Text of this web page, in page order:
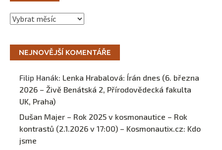
Archivy
NEJNOVĚJŠÍ KOMENTÁŘE
Filip Hanák: Lenka Hrabalová: Írán dnes (6. března
2026 – Živě Benátská 2, Přírodovědecká fakulta
UK, Praha)
Dušan Majer – Rok 2025 v kosmonautice – Rok
kontrastů (2.1.2026 v 17:00) – Kosmonautix.cz: Kdo
jsme